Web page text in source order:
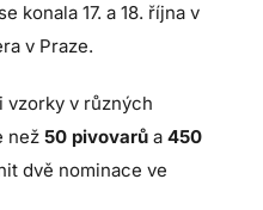
konala 17. a 18. října v
v Praze.
vzorky v různých
než 50 pivovarů a 450
dvě nominace ve